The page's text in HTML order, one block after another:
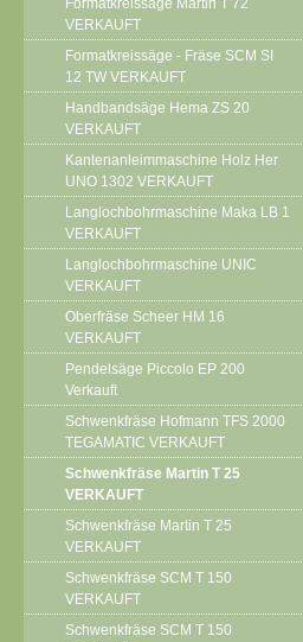
Formatkreissäge Martin T 72
VERKAUFT
Formatkreissäge - Fräse SCM SI
12 TW VERKAUFT
Handbandsäge Hema ZS 20
VERKAUFT
Kantenanleimmaschine Holz Her
UNO 1302 VERKAUFT
Langlochbohrmaschine Maka LB 1
VERKAUFT
Langlochbohrmaschine UNIC
VERKAUFT
Oberfräse Scheer HM 16
VERKAUFT
Pendelsäge Piccolo EP 200
Verkauft
Schwenkfräse Hofmann TFS 2000
TEGAMATIC VERKAUFT
Schwenkfräse Martin T 25
VERKAUFT
Schwenkfräse Martin T 25
VERKAUFT
Schwenkfräse SCM T 150
VERKAUFT
Schwenkfräse SCM T 150